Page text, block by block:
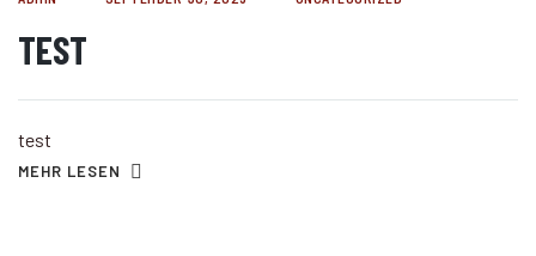
TEST
test
MEHR LESEN